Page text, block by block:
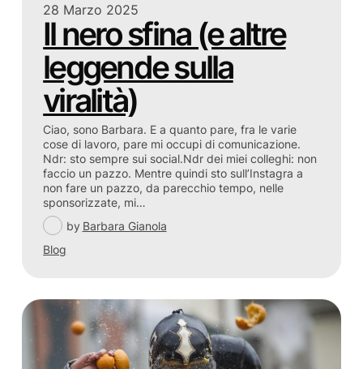
28 Marzo 2025
Il nero sfina (e altre
leggende sulla
viralità)
Ciao, sono Barbara. E a quanto pare, fra le varie
cose di lavoro, pare mi occupi di comunicazione.
Ndr: sto sempre sui social.Ndr dei miei colleghi: non
faccio un pazzo. Mentre quindi sto sull’Instagra a
non fare un pazzo, da parecchio tempo, nelle
sponsorizzate, mi…
by Barbara Gianola
Blog